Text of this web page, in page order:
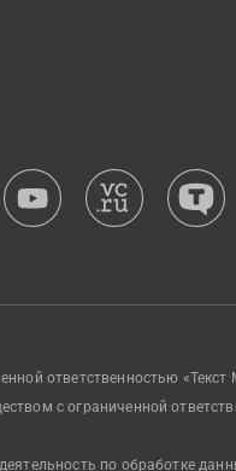
ответственностью
с ограниченной
по обработке